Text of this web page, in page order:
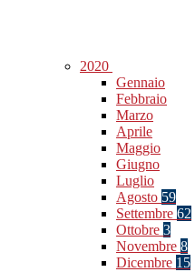
2020
Gennaio
Febbraio
Marzo
Aprile
Maggio
Giugno
Luglio
Agosto 59
Settembre 62
Ottobre 3
Novembre 8
Dicembre 15